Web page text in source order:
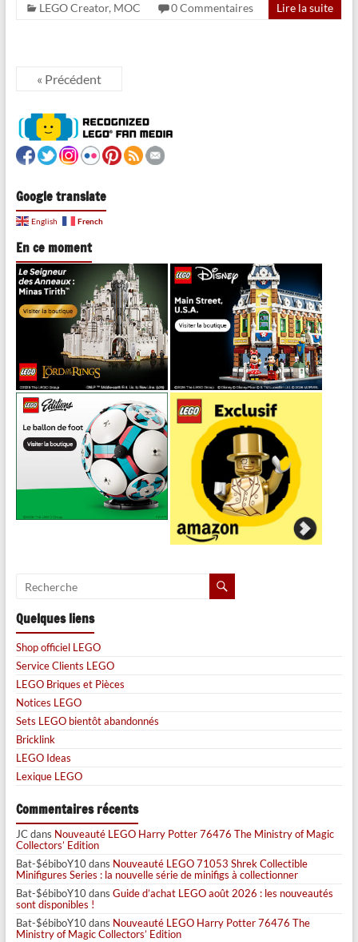
LEGO Creator, MOC 0 Commentaires Lire la suite
« Précédent
Google translate
English French
En ce moment
Quelques liens
Shop officiel LEGO
Service Clients LEGO
LEGO Briques et Pièces
Notices LEGO
Sets LEGO bientôt abandonnés
Bricklink
LEGO Ideas
Lexique LEGO
Commentaires récents
JCdans Nouveauté LEGO Harry Potter 76476 The Ministry of Magic
Collectors’ Edition
Bat-$ébiboY10dans Nouveauté LEGO 71053 Shrek Collectible
Minifigures Series : la nouvelle série de minifigs à collectionner
Bat-$ébiboY10dans Guide d’achat LEGO août 2026 : les nouveautés
sont disponibles !
Bat-$ébiboY10dans Nouveauté LEGO Harry Potter 76476 The
Ministry of Magic Collectors’ Edition